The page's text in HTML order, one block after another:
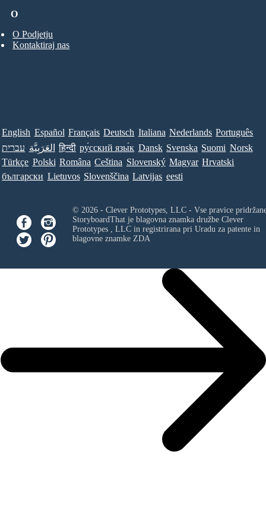
O
O Podjetju
Kontaktiraj nas
English Español Français Deutsch Italiana Nederlands Português
עברית العَرَبِيَّة हिन्दी ру́сский язы́к Dansk Svenska Suomi Norsk
Türkçe Polski Româna Ceština Slovenský Magyar Hrvatski
български Lietuvos Slovenščina Latvijas eesti
© 2026 - Clever Prototypes, LLC - Vse pravice
StoryboardThat je blagovna znamka družbe Clever
Prototypes , LLCin registrirana pri Uradu za patente in
blagovne znamke ZDA